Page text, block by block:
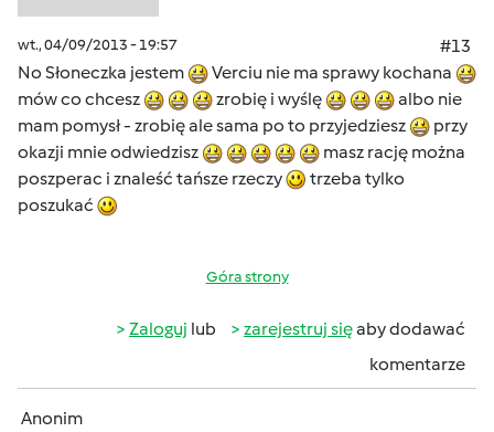
wt., 04/09/2013 - 19:57
#13
No Słoneczka jestem
Verciu nie ma sprawy kochana
mów co chcesz
zrobię i wyślę
albo nie
mam pomysł - zrobię ale sama po to przyjedziesz
przy
okazji mnie odwiedzisz
masz rację można
poszperac i znaleść tańsze rzeczy
trzeba tylko
poszukać
Góra strony
Zaloguj lub zarejestruj sięaby dodawać
komentarze
Anonim